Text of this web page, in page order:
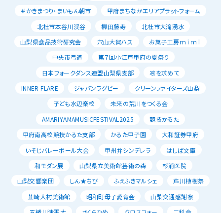
＃かきまつり・まいもん朝市
甲府まちなかエリアプラットフォーム
北杜市本谷川渓谷
柳田藤寿
北杜市大滝湧水
山梨県食品技術研究会
穴山大賀ハス
お菓子工房ｍｉｍｉ
中央市弓道
第７回小江戸甲府の夏祭り
日本フォークダンス連盟山梨県支部
凉を求めて
INNER FLARE
ジャパンラグビー
クリーンファイターズ山梨
子ども水辺楽校
未来の荒川をつくる会
AMARIYAMAMUSICFESTIVAL2025
競技かるた
甲府南高校競技かるた支部
かるた甲子園
大和証券甲府
いそじバレーボール大会
甲州弁シンデレラ
はしば文庫
和モダン展
山梨県立美術館芸術の森
杉浦医院
山梨交響楽団
しん★ちび ふえふきマルシェ
芦川植樹祭
韮崎大村美術館
昭和町母子愛育会
山梨交通感謝祭